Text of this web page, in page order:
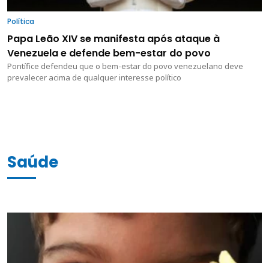
Política
Papa Leão XIV se manifesta após ataque à
Venezuela e defende bem-estar do povo
Pontífice defendeu que o bem-estar do povo venezuelano deve
prevalecer acima de qualquer interesse político
Saúde